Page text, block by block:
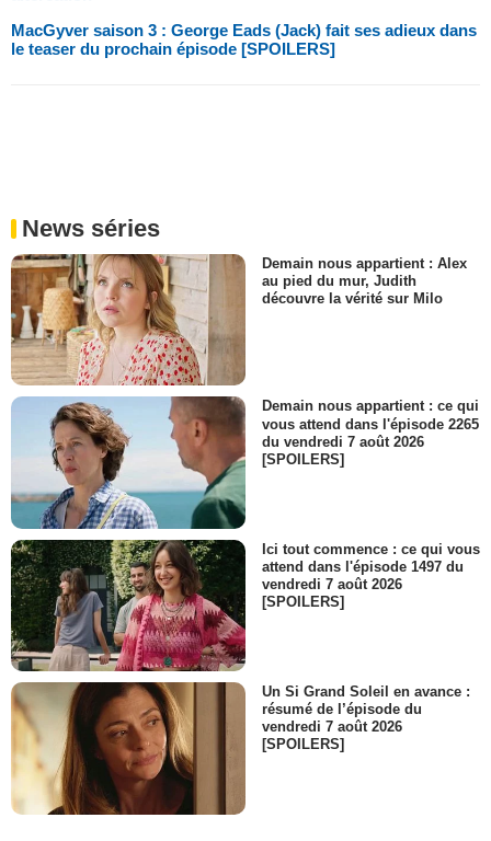
MacGyver saison 3 : George Eads (Jack) fait ses adieux dans
le teaser du prochain épisode [SPOILERS]
News séries
Demain nous appartient : Alex
au pied du mur, Judith
découvre la vérité sur Milo
Demain nous appartient : ce qui
vous attend dans l'épisode 2265
du vendredi 7 août 2026
[SPOILERS]
Ici tout commence : ce qui vous
attend dans l'épisode 1497 du
vendredi 7 août 2026
[SPOILERS]
Un Si Grand Soleil en avance :
résumé de l’épisode du
vendredi 7 août 2026
[SPOILERS]